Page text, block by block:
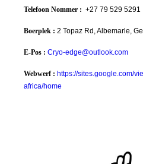
Telefoon Nommer : +27 79 529 5291
Boerplek : 2 Topaz Rd, Albemarle,
E-Pos : Cryo-edge@outlook.com
Webwerf : https://sites.google.com/
africa/home